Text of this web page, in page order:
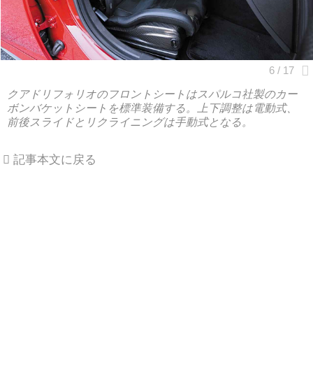
クアドリフォリオのフロントシートはスパルコ社製のカー
ボンバケットシートを標準装備する。上下調整は電動式、
前後スライドとリクライニングは手動式となる。
記事本文に戻る